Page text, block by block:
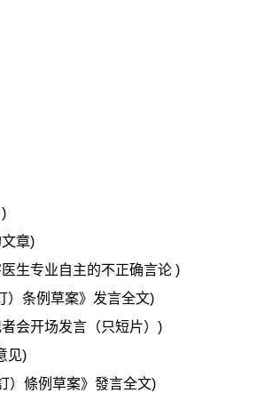
章)
生专业自主的不正确言论 )
）条例草案》发言全文)
会开场发言（只短片）)
见)
）條例草案》發言全文)